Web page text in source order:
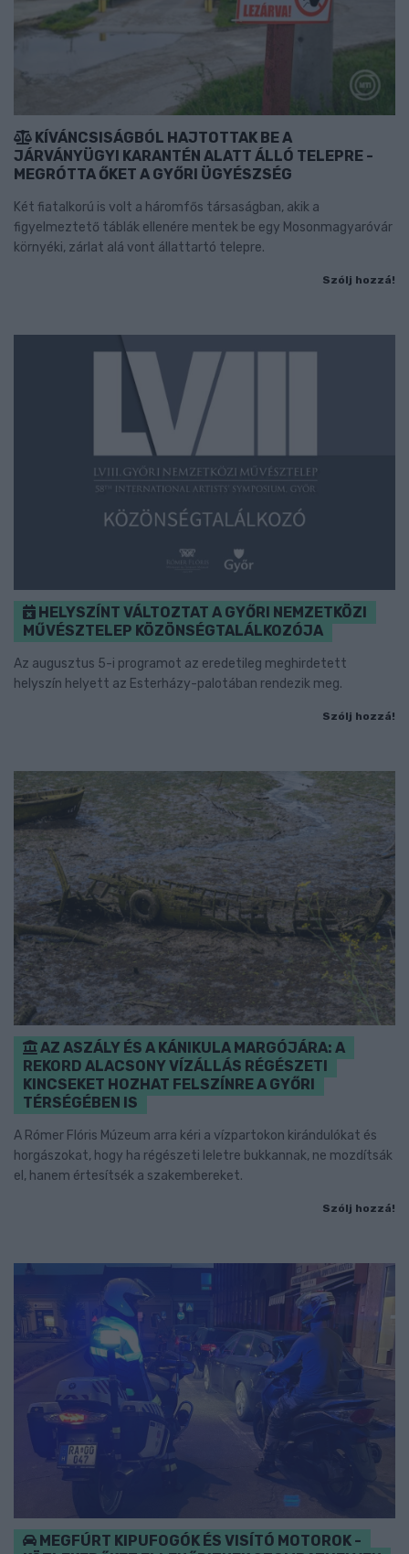
KÍVÁNCSISÁGBÓL HAJTOTTAK BE A
JÁRVÁNYÜGYI KARANTÉN ALATT ÁLLÓ TELEPRE -
MEGRÓTTA ŐKET A GYŐRI ÜGYÉSZSÉG
Két fiatalkorú is volt a háromfős társaságban, akik a
figyelmeztető táblák ellenére mentek be egy Mosonmagyaróvár
környéki, zárlat alá vont állattartó telepre.
Szólj hozzá!
HELYSZÍNT VÁLTOZTAT A GYŐRI NEMZETKÖZI
MŰVÉSZTELEP KÖZÖNSÉGTALÁLKOZÓJA
Az augusztus 5-i programot az eredetileg meghirdetett
helyszín helyett az Esterházy-palotában rendezik meg.
Szólj hozzá!
AZ ASZÁLY ÉS A KÁNIKULA MARGÓJÁRA: A
REKORD ALACSONY VÍZÁLLÁS RÉGÉSZETI
KINCSEKET HOZHAT FELSZÍNRE A GYŐRI
TÉRSÉGÉBEN IS
A Rómer Flóris Múzeum arra kéri a vízpartokon kirándulókat és
horgászokat, hogy ha régészeti leletre bukkannak, ne mozdítsák
el, hanem értesítsék a szakembereket.
Szólj hozzá!
MEGFÚRT KIPUFOGÓK ÉS VISÍTÓ MOTOROK -